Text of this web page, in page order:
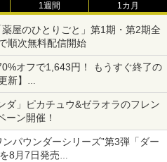
テイルズ オブ エターニア リマ
PS5版(【早期購入特典】超冒険
セット)
ドラゴンクエストX 目覚めし五
オフラインソフト:プレイステ
5ソフト／ロールプレイング・
庫僅少、次回納期未定 任天堂
の森amiiboカード 第3弾 1パッ
入り） 【銀行振込不可】
庫僅少、次回納期未定 任天堂
の森amiiboカード 第2弾 1パッ
入り） 【銀行振込不可】
争 革命のつばさBlu-ray特別版
定版】【Blu-ray】 [ 井上麻里奈
LIVE BEYOND “Op.7 ”【Blu
2】【Blu-ray】 [ IDOLiSH7 ]
1週間 1カ月
屋のひとりごと」第1期・第2期全
順次無料配信開始
オフで1,643円！ もうすぐ終了の
新】
大神 絶景版」が67%オフで990円
ダ」ピカチュウ&ゼラオラのフレン
ーン開催！
パウンダーシリーズ”第3弾「ダー
8月7日発売